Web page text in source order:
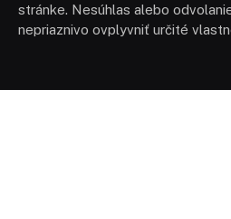
stránke. Nesúhlas alebo
nepriaznivo ovplyvniť určité